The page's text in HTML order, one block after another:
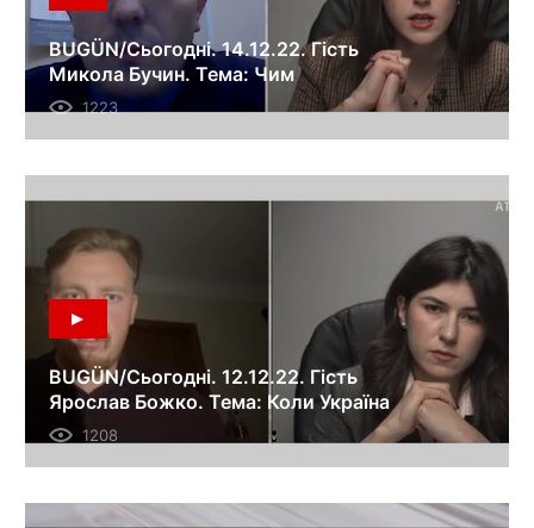
BUGÜN/Сьогодні. 14.12.22. Гість
Микола Бучин. Тема: Чим
пояснюється обережність Заходу у
1223
BUGÜN/Сьогодні. 12.12.22. Гість
Ярослав Божко. Тема: Коли Україна
отримує Patriot та інше озброєння?
1208